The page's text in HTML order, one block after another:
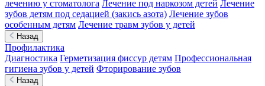
лечению у стоматолога Лечение под наркозом детей Лечение
зубов детям под седацией (закись азота) Лечение зубов
особенным детям Лечение травм зубов у детей
Назад
Профилактика
Диагностика Герметизация фиссур детям Профессиональная
гигиена зубов у детей Фторирование зубов
Назад